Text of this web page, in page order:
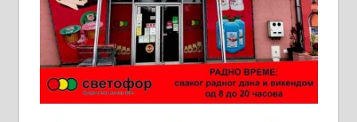
Ало таксију потребан возач са Б
категоријом. 064/02-85-511
Потребна два радника за рад на
стоваришту „Липа промет” у
Алексинцу. За више